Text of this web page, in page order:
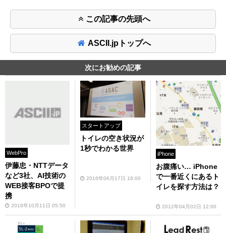
この記事の先頭へ
ASCII.jpトップへ
次にお勧めの記事
WebPro
伊藤忠・NTTデータ
など3社、AI技術の
WEB接客BPOで提
携
2016年10月11日 05:50
スタートアップ
トイレの空き状況が
1秒でわかる世界
2016年06月17日 18:00
iPhone
お腹痛い… iPhone
で一番近くにあるト
イレを探す方法は？
2012年04月02日 12:00